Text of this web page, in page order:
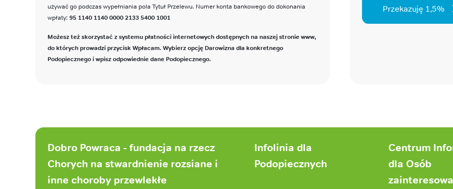
używać go podczas wypełniania pola Tytuł Przelewu. Numer konta bankowego do dokonania
wpłaty: 95 1140 1140 0000 2133 5400 1001
Możesz też skorzystać z systemu płatności internetowych dostępnych na naszej stronie www,
do których prowadzi przycisk Wpłacam. Wybierz opcję Darowizna dla konkretnego
Podopiecznego i wpisz odpowiednie dane Podopiecznego.
Przekazuję 1,5%
Dobro Powraca - fundacja na rzecz
Chorych na stwardnienie rozsiane i
inne choroby przewlekłe
Infolinia dla
Podopiecznych
Centrum
dla Osób